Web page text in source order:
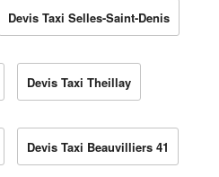
Devis Taxi Selles-Saint-Denis
Devis Taxi Theillay
Devis Taxi Beauvilliers 41